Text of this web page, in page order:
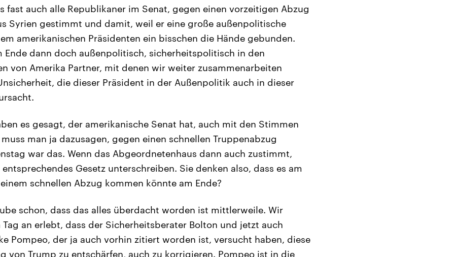
fast auch alle Republikaner im Senat, gegen einen vorzeitigen Abzug
Syrien gestimmt und damit, weil er eine große außenpolitische
amerikanischen Präsidenten ein bisschen die Hände gebunden.
Ende dann doch außenpolitisch, sicherheitspolitisch in den
von Amerika Partner, mit denen wir weiter zusammenarbeiten
die dieser Präsident in der Außenpolitik auch in dieser
es gesagt, der amerikanische Senat hat, auch mit den Stimmen
man ja dazusagen, gegen einen schnellen Truppenabzug
war das. Wenn das Abgeordnetenhaus dann auch zustimmt,
Gesetz unterschreiben. Sie denken also, dass es am
schnellen Abzug kommen könnte am Ende?
schon, dass das alles überdacht worden ist mittlerweile. Wir
an erlebt, dass der Sicherheitsberater Bolton und jetzt auch
Pompeo, der ja auch vorhin zitiert worden ist, versucht haben, diese
von Trump zu entschärfen, auch zu korrigieren. Pompeo ist in die